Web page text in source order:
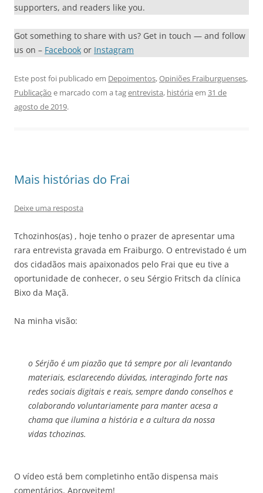
supporters, and readers like you.
Got something to share with us? Get in touch — and follow
us on – Facebook or Instagram
Este post foi publicado em Depoimentos,Opiniões Fraiburguenses,
Publicação e marcado com a tagentrevista, história em 31 de
agosto de 2019.
Mais histórias do Frai
Deixe uma resposta
Tchozinhos(as) , hoje tenho o prazer de apresentar uma
rara entrevista gravada em Fraiburgo. O entrevistado é um
dos cidadãos mais apaixonados pelo Frai que eu tive a
oportunidade de conhecer, o seu Sérgio Fritsch da clínica
Bixo da Maçã.
Na minha visão:
o Sérjão é um piazão que tá sempre por ali levantando
materiais, esclarecendo dúvidas, interagindo forte nas
redes sociais digitais e reais, sempre dando conselhos e
colaborando voluntariamente para manter acesa a
chama que ilumina a história e a cultura da nossa
vidas tchozinas.
O vídeo está bem completinho então dispensa mais
comentários. Aproveitem!